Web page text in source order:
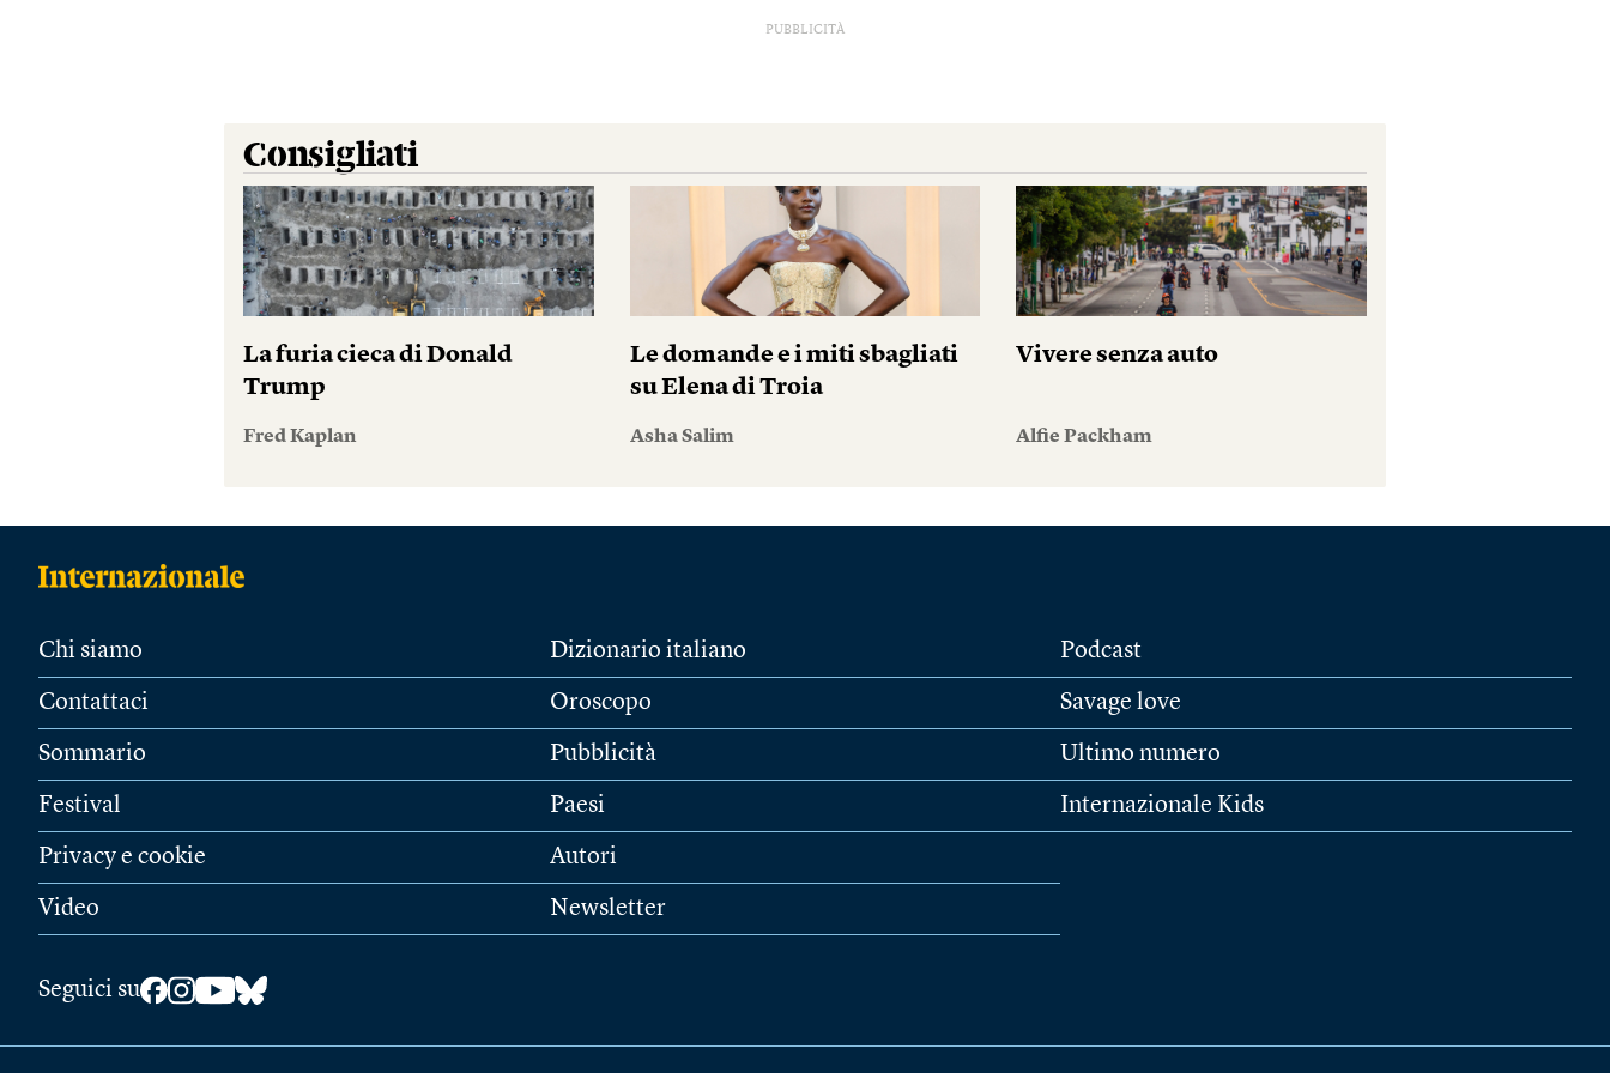
PUBBLICITÀ
Consigliati
La furia cieca di Donald
Trump
Fred Kaplan
Le domande e i miti sbagliati
su Elena di Troia
Asha Salim
Vivere senza auto
Alfie Packham
Chi siamo
Contattaci
Sommario
Festival
Privacy e cookie
Video
Dizionario italiano
Oroscopo
Pubblicità
Paesi
Autori
Newsletter
Podcast
Savage love
Ultimo numero
Internazionale Kids
Seguici su